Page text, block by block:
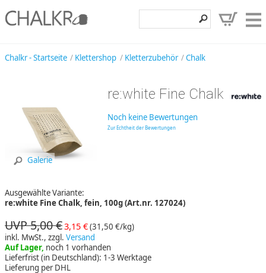
Entdecken
Chalkr - Startseite Klettershop Kletterzubehör Chalk
Galerie
re:white Fine Chalk
Noch keine Bewertungen
Zur Echtheit der Bewertungen
Ausgewählte Variante:
re:white Fine Chalk, fein, 100g (Art.nr. 127024)
UVP 5,00 €3,15 €(31,50 €/kg)
inkl. MwSt., zzgl. Versand
Auf Lager, noch 1 vorhanden
Lieferfrist (in Deutschland): 1-3 Werktage
Lieferung per DHL